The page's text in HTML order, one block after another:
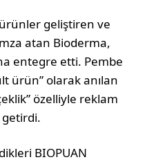
geliştiren ve
atan Bioderma,
entegre etti. Pembe
ürün” olarak anılan
özelliyle reklam
getirdi.
BIOPUAN